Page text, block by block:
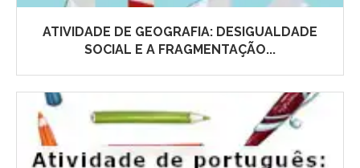
ATIVIDADE DE GEOGRAFIA: DESIGUALDADE
SOCIAL E A FRAGMENTAÇÃO...